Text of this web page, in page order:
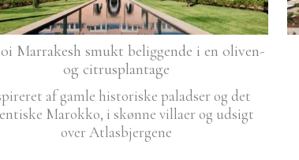
Marrakesh smukt beliggende i en oliven-
og citrusplantage
af gamle historiske paladser og det
Marokko, i skønne villaer og udsigt
over Atlasbjergene